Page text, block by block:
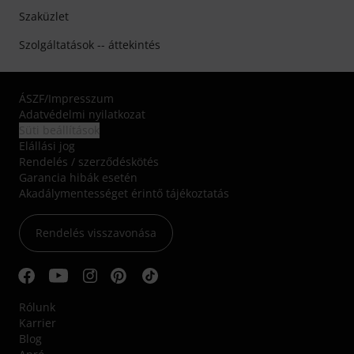
Szaküzlet
Szolgáltatások -- áttekintés
ÁSZF/Impresszum
Adatvédelmi nyilatkozat
Elállási jog
Rendelés / szerződéskötés
Garancia hibák esetén
Akadálymentességet érintő tájékoztatás
Rendelés visszavonása
Rólunk
Karrier
Blog